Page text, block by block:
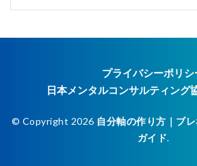
プライバシーポリシ
日本メンタルコンサルティング
© Copyright 2026 自分軸の作り方｜ブ
ガイド.